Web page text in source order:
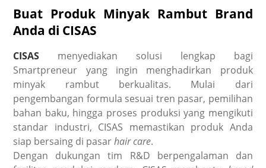
Buat Produk Minyak Rambut Brand
Anda di CISAS
CISAS menyediakan solusi lengkap bagi
Smartpreneur yang ingin menghadirkan produk
minyak rambut berkualitas. Mulai dari
pengembangan formula sesuai tren pasar, pemilihan
bahan baku, hingga proses produksi yang mengikuti
standar industri, CISAS memastikan produk Anda
siap bersaing di pasarhair care.
Dengan dukungan tim R&D berpengalaman dan